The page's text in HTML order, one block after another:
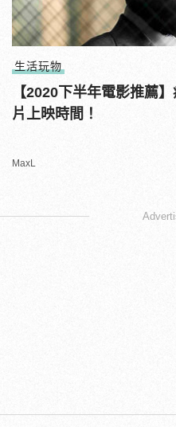
生活玩物
【2020下半年電影推薦
片上映時間！
MaxL